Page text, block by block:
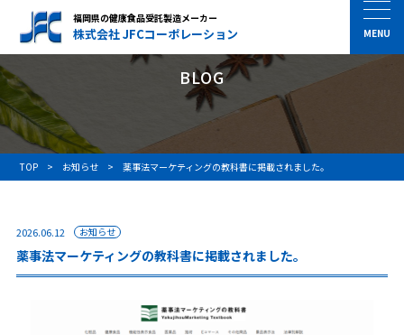
福岡県の健康食品受託製造メーカー
株式会社 JFCコーポレーション
BLOG
TOP お知らせ 薬事法マーケティングの教科書に掲載されました。
2026.06.12 お知らせ
薬事法マーケティングの教科書に掲載されました。